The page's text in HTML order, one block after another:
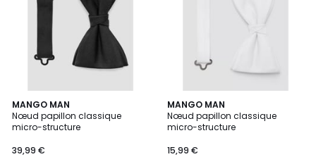
MANGO MAN
Nœud papillon classique
micro-structure
39,99 €
3
Couleurs
MANGO MAN
Nœud papillon classique
micro-structure
15,99 €